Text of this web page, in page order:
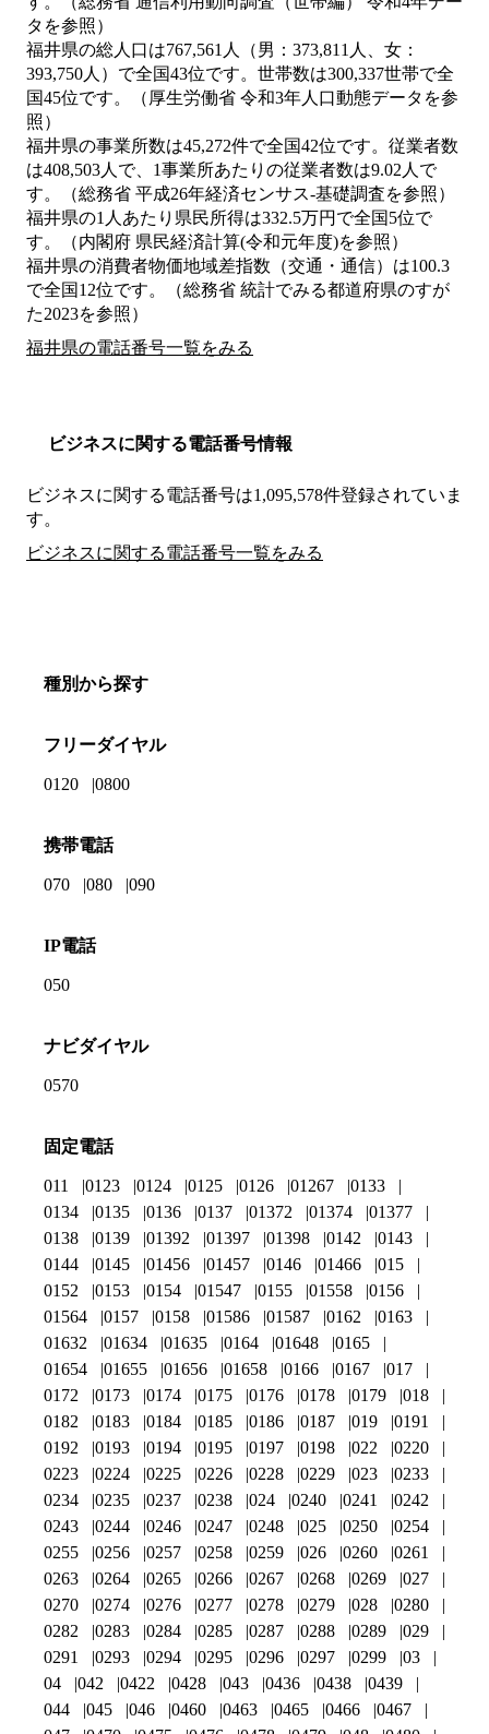
タを参照）
福井県の総人口は767,561人（男：373,811人、女：
393,750人）で全国43位です。世帯数は300,337世帯で全
国45位です。（厚生労働省 令和3年人口動態データを参
照）
福井県の事業所数は45,272件で全国42位です。従業者数
は408,503人で、1事業所あたりの従業者数は9.02人で
す。（総務省 平成26年経済センサス‐基礎調査を参照）
福井県の1人あたり県民所得は332.5万円で全国5位で
す。（内閣府 県民経済計算(令和元年度)を参照）
福井県の消費者物価地域差指数（交通・通信）は100.3
で全国12位です。（総務省 統計でみる都道府県のすが
た2023を参照）
福井県の電話番号一覧をみる
ビジネスに関する電話番号情報
ビジネスに関する電話番号は1,095,578件登録されていま
す。
ビジネスに関する電話番号一覧をみる
種別から探す
フリーダイヤル
0120 0800
携帯電話
070 080 090
IP電話
050
ナビダイヤル
0570
固定電話
011 0123 0124 0125 0126 01267
0133
0134
0135 0136 0137 01372 01374
01377
0138
0139 01392 01397 01398 0142
0143
0144
0145 01456 01457 0146 01466
015
0152
0153 0154 01547 0155 01558
0156
01564
0157 0158 01586 01587 0162
0163
01632
01634 01635 0164 01648
0165
01654
01655 01656 01658 0166 0167
017
0172
0173 0174 0175 0176 0178 0179
018
0182
0183 0184 0185 0186 0187 019
0191
0192
0193 0194 0195 0197 0198 022
0220
0223
0224 0225 0226 0228 0229 023
0233
0234
0235 0237 0238 024 0240 0241
0242
0243
0244 0246 0247 0248 025 0250
0254
0255
0256 0257 0258 0259 026 0260
0261
0263
0264 0265 0266 0267 0268 0269
027
0270
0274 0276 0277 0278 0279 028
0280
0282
0283 0284 0285 0287 0288 0289
029
0291
0293 0294 0295 0296 0297 0299
03
04
042 0422 0428 043 0436 0438
0439
044
045 046 0460 0463 0465 0466
0467